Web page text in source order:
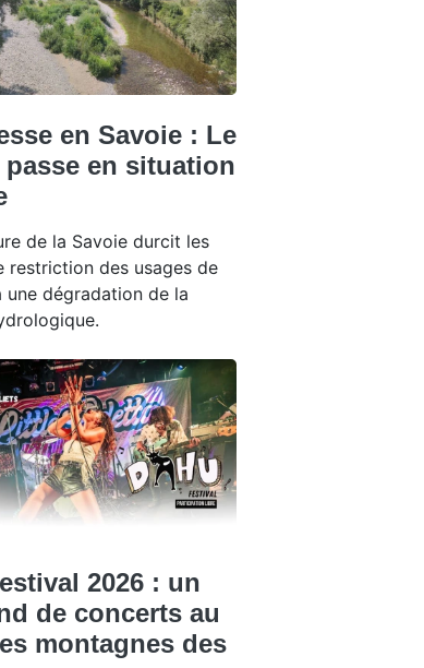
en Savoie : Le
passe en situation
de la Savoie durcit les
restriction des usages de
une dégradation de la
2026 : un
de concerts au
montagnes des